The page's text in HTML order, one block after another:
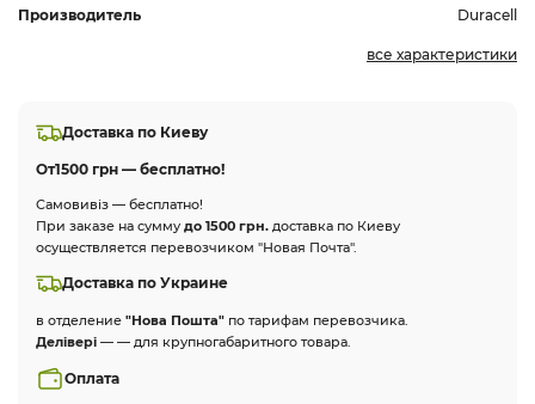
Производитель
Duracell
все характеристики
Доставка по Киеву
От1500 грн — бесплатно!
Самовивіз — бесплатно!
При заказе на сумму до 1500 грн. доставка по Киеву
осуществляется перевозчиком "Новая Почта".
Доставка по Украине
в отделение "Нова Пошта" по тарифам перевозчика.
Делівері — — для крупногабаритного товара.
Оплата